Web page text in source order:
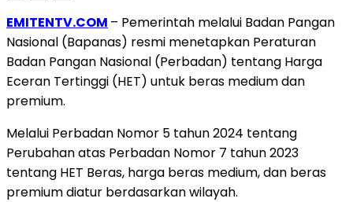
EMITENTV.COM – Pemerintah melalui Badan Pangan
Nasional (Bapanas) resmi menetapkan Peraturan
Badan Pangan Nasional (Perbadan) tentang Harga
Eceran Tertinggi (HET) untuk beras medium dan
premium.
Melalui Perbadan Nomor 5 tahun 2024 tentang
Perubahan atas Perbadan Nomor 7 tahun 2023
tentang HET Beras, harga beras medium, dan beras
premium diatur berdasarkan wilayah.